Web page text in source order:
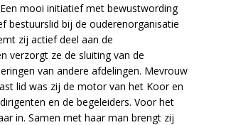
mooi initiatief met bewustwording
bestuurslid bij de ouderenorganisatie
zij actief deel aan de
verzorgt ze de sluiting van de
van andere afdelingen. Mevrouw
lid was zij de motor van het Koor en
en de begeleiders. Voor het
in. Samen met haar man brengt zij